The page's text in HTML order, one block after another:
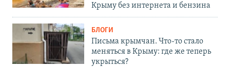
Крыму без интернета и бензина
БЛОГИ
Письма крымчан. Что-то стало
меняться в Крыму: где же теперь
укрыться?